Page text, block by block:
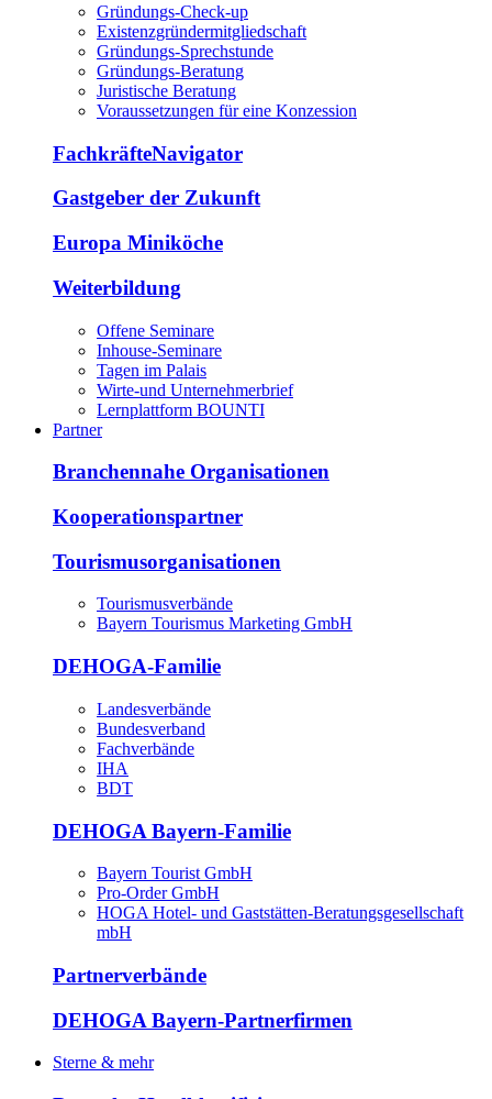
Gründungs-Check-up
Existenzgründermitgliedschaft
Gründungs-Sprechstunde
Gründungs-Beratung
Juristische Beratung
Voraussetzungen für eine Konzession
FachkräfteNavigator
Gastgeber der Zukunft
Europa Miniköche
Weiterbildung
Offene Seminare
Inhouse-Seminare
Tagen im Palais
Wirte-und Unternehmerbrief
Lernplattform BOUNTI
Partner
Branchennahe Organisationen
Kooperationspartner
Tourismusorganisationen
Tourismusverbände
Bayern Tourismus Marketing GmbH
DEHOGA-Familie
Landesverbände
Bundesverband
Fachverbände
IHA
BDT
DEHOGA Bayern-Familie
Bayern Tourist GmbH
Pro-Order GmbH
HOGA Hotel- und Gaststätten-Beratungsgesellschaft
mbH
Partnerverbände
DEHOGA Bayern-Partnerfirmen
Sterne & mehr